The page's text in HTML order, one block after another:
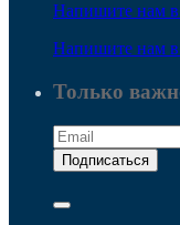
Напишите нам в
Напишите нам
Только